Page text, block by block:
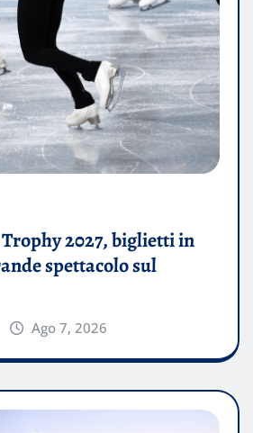
2027, biglietti in
spettacolo sul
Ago 7, 2026